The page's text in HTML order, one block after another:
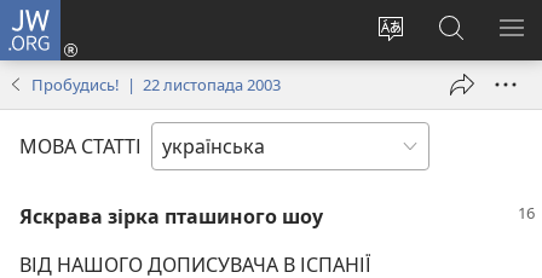
JW.ORG
Змінити
Увійти
(відкривається
вікні)
Пошук
на
сайті
Пробудись! | 22 листопада 2003
МОВА СТАТТІ
Яскрава зірка пташиного шоу
ВІД НАШОГО ДОПИСУВАЧА В ІСПАНІЇ